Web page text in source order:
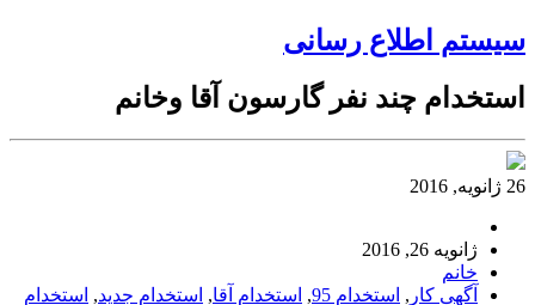
سیستم اطلاع رسانی
استخدام چند نفر گارسون آقا وخانم
26 ژانویه, 2016
ژانویه 26, 2016
خانم
آگهی کار , استخدام 95 , استخدام آقا, استخدام جدید, استخدام